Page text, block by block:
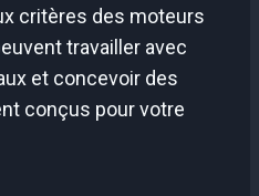
critères des moteurs
travailler avec
et concevoir des
conçus pour votre